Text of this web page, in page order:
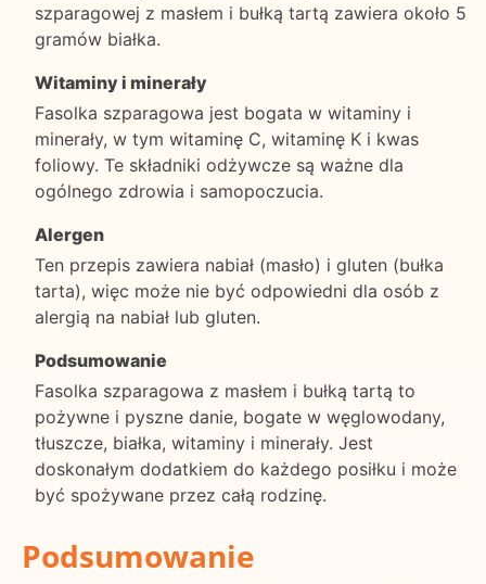
szparagowej z masłem i bułką tartą zawiera około 5
gramów białka.
Witaminy i minerały
Fasolka szparagowa jest bogata w witaminy i
minerały, w tym witaminę C, witaminę K i kwas
foliowy. Te składniki odżywcze są ważne dla
ogólnego zdrowia i samopoczucia.
Alergen
Ten przepis zawiera nabiał (masło) i gluten (bułka
tarta), więc może nie być odpowiedni dla osób z
alergią na nabiał lub gluten.
Podsumowanie
Fasolka szparagowa z masłem i bułką tartą to
pożywne i pyszne danie, bogate w węglowodany,
tłuszcze, białka, witaminy i minerały. Jest
doskonałym dodatkiem do każdego posiłku i może
być spożywane przez całą rodzinę.
Podsumowanie